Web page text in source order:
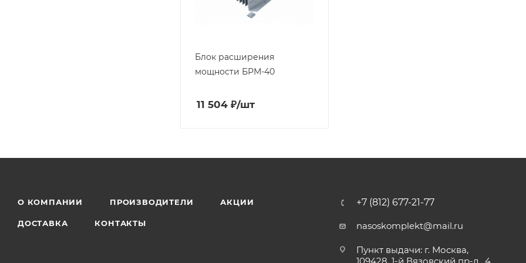
Блок расширения
мощности БРМ-40
11 504 ₽/шт
О КОМПАНИИ ПРОИЗВОДИТЕЛИ АКЦИИ
ДОСТАВКА КОНТАКТЫ
+7 (812) 677-21-77
nasoskomplekt@mail.ru
Пункт выдачи: г. Москва,